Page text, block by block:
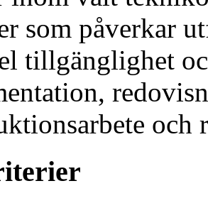
som påverkar
tillgänglighet
och